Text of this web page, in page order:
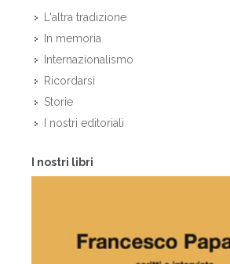
L'altra tradizione
In memoria
Internazionalismo
Ricordarsi
Storie
I nostri editoriali
I nostri libri